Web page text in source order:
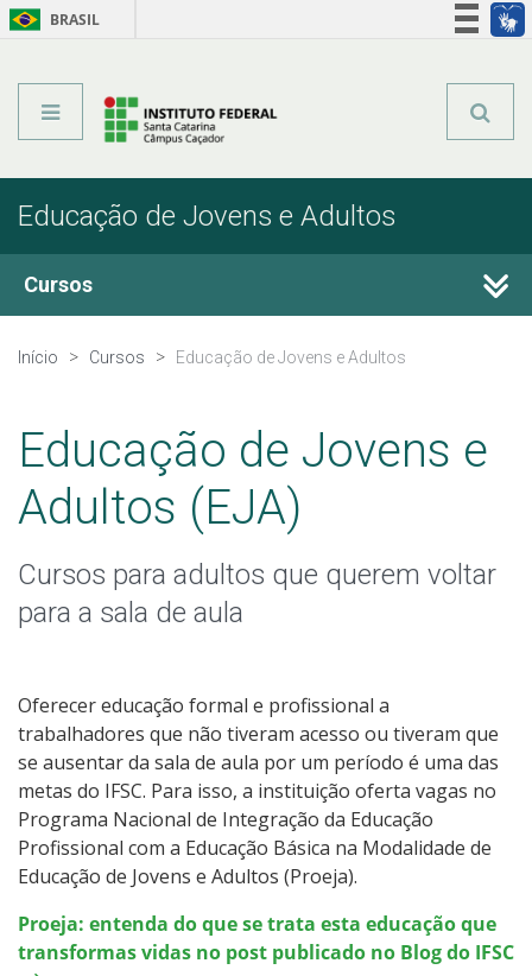
BRASIL
Educação de Jovens e Adultos
Cursos
Técnicos Integrados
Qualificação Profissional e Idiomas
Especialização
Todos os cursos
Processo de Inscrição
Resultados das Vagas Remanescentes
Início Cursos Educação de Jovens e Adultos
Educação de Jovens e
Adultos (EJA)
Cursos para adultos que querem voltar
para a sala de aula
Oferecer educação formal e profissional a
trabalhadores que não tiveram acesso ou tiveram que
se ausentar da sala de aula por um período é uma das
metas do IFSC. Para isso, a instituição oferta vagas no
Programa Nacional de Integração da Educação
Profissional com a Educação Básica na Modalidade de
Educação de Jovens e Adultos (Proeja).
Proeja: entenda do que se trata esta educação que
transformas vidas no post publicado no Blog do IFSC